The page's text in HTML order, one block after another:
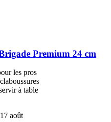
Premium 24 cm
les pros
à table
août